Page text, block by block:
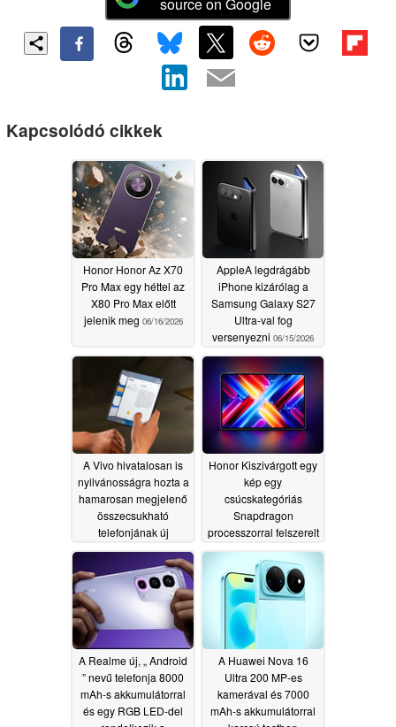
Kapcsolódó cikkek
Honor Honor Az X70
Pro Max egy héttel az
X80 Pro Max előtt
jelenik meg 06/16/2026
AppleA legdrágább
iPhone kizárólag a
Samsung Galaxy S27
Ultra-val fog
versenyezni 06/15/2026
A Vivo hivatalosan is
nyilvánosságra hozta a
hamarosan megjelenő
összecsukható
telefonjának új
részleteit06/13/2026
Honor Kiszivárgott egy
kép egy
csúcskategóriás
Snapdragon
processzorral felszerelt
OLED táblagépről
06/12/2026
A Realme új, „ Android
” nevű telefonja 8000
mAh-s akkumulátorral
és egy RGB LED-del
A Huawei Nova 16
Ultra 200 MP-es
kamerával és 7000
mAh-s akkumulátorral